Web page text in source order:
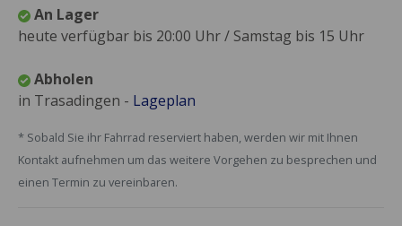
An Lager
heute verfügbar bis 20:00 Uhr / Samstag bis 15 Uhr
Abholen
in Trasadingen - Lageplan
* Sobald Sie ihr Fahrrad reserviert haben, werden wir mit Ihnen
Kontakt aufnehmen um das weitere Vorgehen zu besprechen und
einen Termin zu vereinbaren.